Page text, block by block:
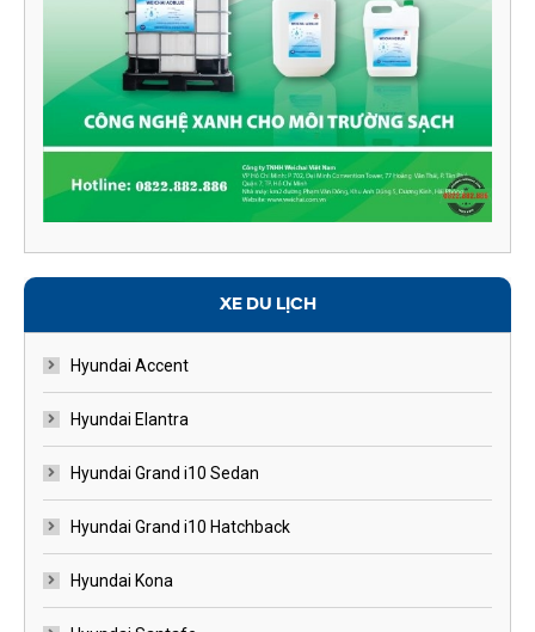
XE DU LỊCH
Hyundai Accent
Hyundai Elantra
Hyundai Grand i10 Sedan
Hyundai Grand i10 Hatchback
Hyundai Kona